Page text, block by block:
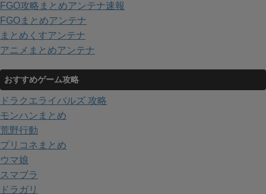
FGO攻略まとめアンテナ速報
FGOまとめアンテナ
まとめくすアンテナ
アニメまとめアンテナ
おすすめゲーム攻略
ドラクエライバルズ 攻略
モンハンまとめ
荒野行動
プリコネまとめ
ウマ娘
スマブラ
ドラガリ